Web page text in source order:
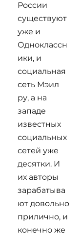
России
существуют
уже и
Одноклассн
ики, и
социальная
сеть Мэил
ру, а на
западе
известных
социальных
сетей уже
десятки. И
их авторы
зарабатыва
ют довольно
прилично, и
конечно же